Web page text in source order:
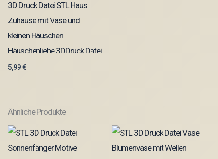
3D Druck Datei STL Haus
Zuhause mit Vase und
kleinen Häuschen
Häuschenliebe 3DDruck Datei
5,99€
Ähnliche Produkte